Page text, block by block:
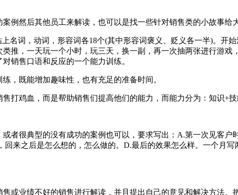
然后其他员工来解读，也可以是找一些针对销售类的小故事给大
词，动词，形容词各18个(其中形容词褒义、贬义各一半)。开
推，一天玩一个小时，玩三天，换一副，再一次抽两张进行游
销售口语和反应的一个能力训练。
既能增加趣味性，也有充足的准备时间。
鸡血，而是帮助销售们提高他们的能力，而能力分为：知识+技
很典型的没有成功的案例也可以，要求写出：A.第一次见客户
来之后是怎么想的，怎么做的。D.最后的效果怎么样。一个月
业绩不好的销售进行解读，并且提出自己的意见和解决方法。